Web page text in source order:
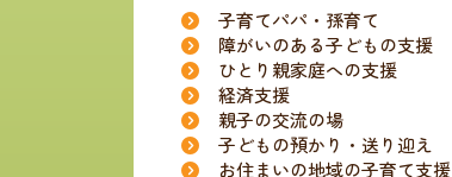
子育てパパ・孫育て
障がいのある子どもの支援
ひとり親家庭への支援
経済支援
親子の交流の場
子どもの預かり・送り迎え
お住まいの地域の子育て支援